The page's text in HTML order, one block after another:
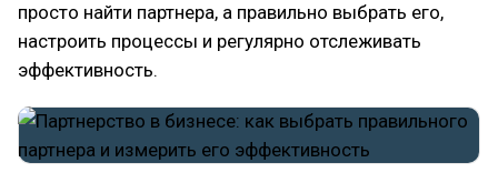
просто найти партнера, а правильно выбрать его,
настроить процессы и регулярно отслеживать
эффективность.